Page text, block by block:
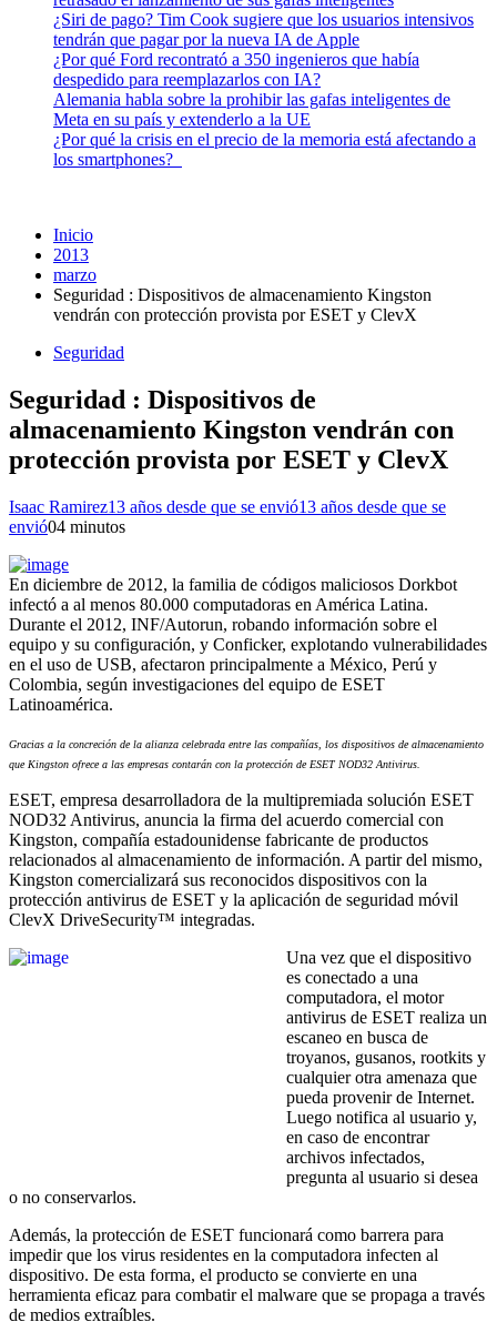
¿Siri de pago? Tim Cook sugiere que los usuarios intensivos
tendrán que pagar por la nueva IA de Apple
¿Por qué Ford recontrató a 350 ingenieros que había
despedido para reemplazarlos con IA?
Alemania habla sobre la prohibir las gafas inteligentes de
Meta en su país y extenderlo a la UE
¿Por qué la crisis en el precio de la memoria está afectando a
los smartphones?
Inicio
2013
marzo
Seguridad : Dispositivos de almacenamiento Kingston
vendrán con protección provista por ESET y ClevX
Seguridad
Seguridad : Dispositivos de
almacenamiento Kingston vendrán con
protección provista por ESET y ClevX
Isaac Ramirez13 años desde que se envió13 años desde que se
envió04 minutos
En diciembre de 2012, la familia de códigos maliciosos Dorkbot
infectó a al menos 80.000 computadoras en América Latina.
Durante el 2012, INF/Autorun, robando información sobre el
equipo y su configuración, y Conficker, explotando vulnerabilidades
en el uso de USB, afectaron principalmente a México, Perú y
Colombia, según investigaciones del equipo de ESET
Latinoamérica.
Gracias a la concreción de la alianza celebrada entre las compañías, los dispositivos de almacenamiento
que Kingston ofrece a las empresas contarán con la protección de ESET NOD32 Antivirus.
ESET, empresa desarrolladora de la multipremiada solución ESET
NOD32 Antivirus, anuncia la firma del acuerdo comercial con
Kingston, compañía estadounidense fabricante de productos
relacionados al almacenamiento de información. A partir del mismo,
Kingston comercializará sus reconocidos dispositivos con la
protección antivirus de ESET y la aplicación de seguridad móvil
ClevX DriveSecurity™ integradas.
Una vez que el dispositivo
es conectado a una
computadora, el motor
antivirus de ESET realiza un
escaneo en busca de
troyanos, gusanos, rootkits y
cualquier otra amenaza que
pueda provenir de Internet.
Luego notifica al usuario y,
en caso de encontrar
archivos infectados,
pregunta al usuario si desea
o no conservarlos.
Además, la protección de ESET funcionará como barrera para
impedir que los virus residentes en la computadora infecten al
dispositivo. De esta forma, el producto se convierte en una
herramienta eficaz para combatir el malware que se propaga a través
de medios extraíbles.